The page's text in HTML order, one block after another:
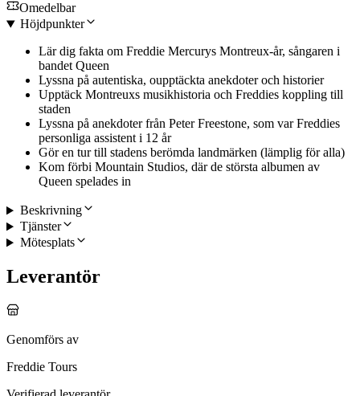
Omedelbar
Höjdpunkter
Lär dig fakta om Freddie Mercurys Montreux-år, sångaren i
bandet Queen
Lyssna på autentiska, oupptäckta anekdoter och historier
Upptäck Montreuxs musikhistoria och Freddies koppling till
staden
Lyssna på anekdoter från Peter Freestone, som var Freddies
personliga assistent i 12 år
Gör en tur till stadens berömda landmärken (lämplig för alla)
Kom förbi Mountain Studios, där de största albumen av
Queen spelades in
Beskrivning
Tjänster
Mötesplats
Leverantör
Genomförs av
Freddie Tours